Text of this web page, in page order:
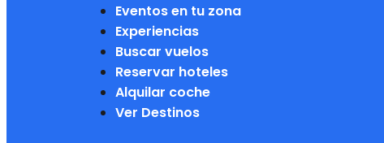
Eventos en tu zona
Experiencias
Buscar vuelos
Reservar hoteles
Alquilar coche
Ver Destinos